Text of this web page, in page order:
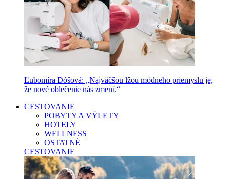
Ľubomíra Dóšová: „Najväčšou lžou módneho priemyslu je,
že nové oblečenie nás zmení.“
CESTOVANIE
POBYTY A VÝLETY
HOTELY
WELLNESS
OSTATNÉ
CESTOVANIE